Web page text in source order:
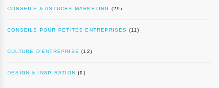
CONSEILS & ASTUCES MARKETING (29)
CONSEILS POUR PETITES ENTREPRISES (11)
CULTURE D’ENTREPRISE (12)
DESIGN & INSPIRATION (9)